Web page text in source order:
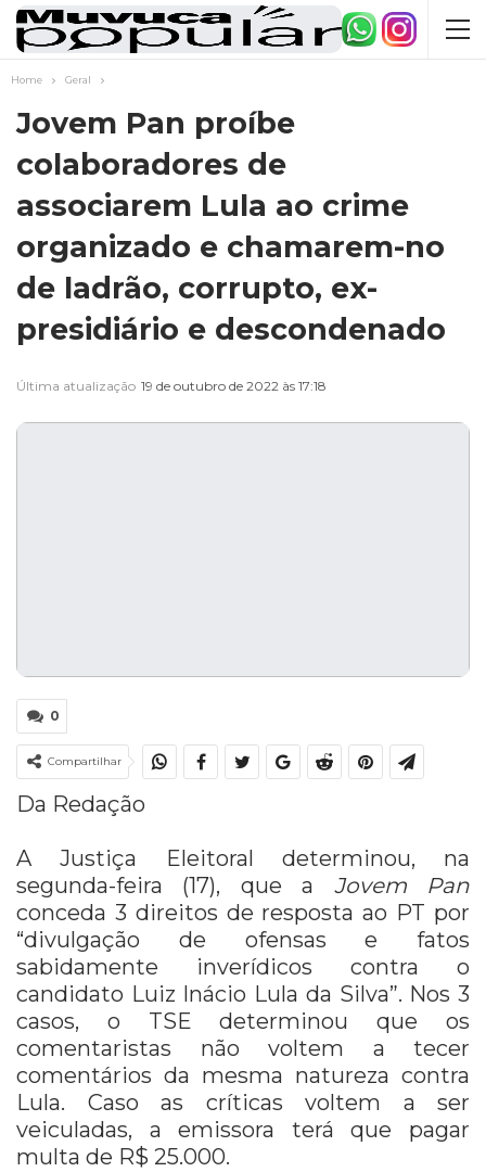
Home Geral
Jovem Pan proíbe
colaboradores de
associarem Lula ao crime
organizado e chamarem-no
de ladrão, corrupto, ex-
presidiário e descondenado
Última atualização 19 de outubro de 2022 às 17:18
0
Compartilhar
Da Redação
A Justiça Eleitoral determinou, na
segunda-feira (17), que a Jovem Pan
conceda 3 direitos de resposta ao PT por
“divulgação de ofensas e fatos
sabidamente inverídicos contra o
candidato Luiz Inácio Lula da Silva”. Nos 3
casos, o TSE determinou que os
comentaristas não voltem a tecer
comentários da mesma natureza contra
Lula. Caso as críticas voltem a ser
veiculadas, a emissora terá que pagar
multa de R$ 25.000.